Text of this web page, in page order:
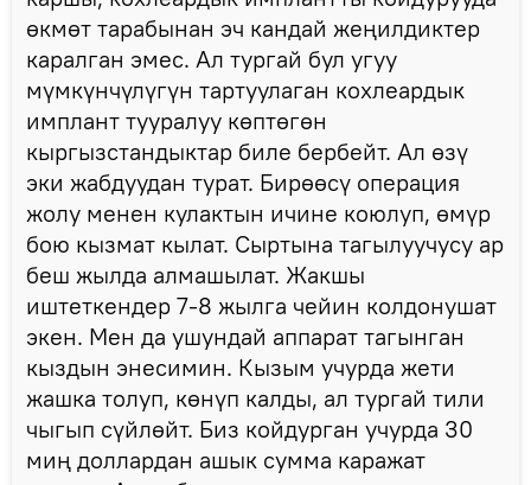
өкмөт тарабынан эч кандай жеңилдиктер
каралган эмес. Ал тургай бул угуу
мүмкүнчүлүгүн тартуулаган кохлеардык
имплант тууралуу көптөгөн
кыргызстандыктар биле бербейт. Ал өзү
эки жабдуудан турат. Бирөөсү операция
жолу менен кулактын ичине коюлуп, өмүр
бою кызмат кылат. Сыртына тагылуучусу ар
беш жылда алмашылат. Жакшы
иштеткендер 7-8 жылга чейин колдонушат
экен. Мен да ушундай аппарат тагынган
кыздын энесимин. Кызым учурда жети
жашка толуп, көнүп калды, ал тургай тили
чыгып сүйлөйт. Биз койдурган учурда 30
миң доллардан ашык сумма каражат